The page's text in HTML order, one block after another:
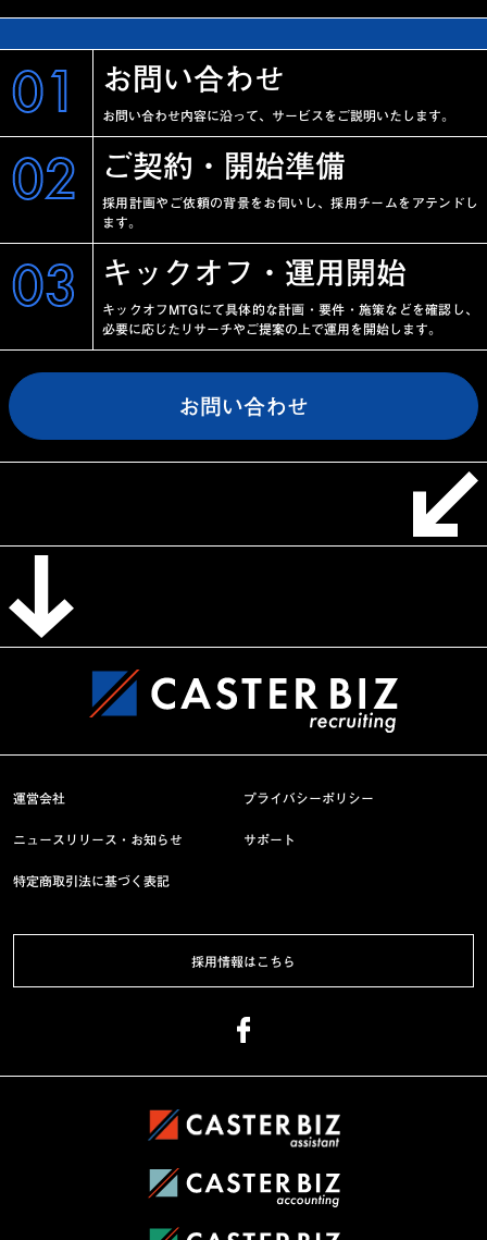
01 お問い合わせ
お問い合わせ内容に沿って、サービスをご説明いたします。
02 ご契約・開始準備
採用計画やご依頼の背景をお伺いし、採用チームをアテンドし
ます。
03 キックオフ・運用開始
キックオフMTGにて具体的な計画・要件・施策などを確認し、
必要に応じたリサーチやご提案の上で運用を開始します。
お問い合わせ
運営会社 プライバシーポリシー
ニュースリリース・お知らせ サポート
特定商取引法に基づく表記
採用情報はこちら